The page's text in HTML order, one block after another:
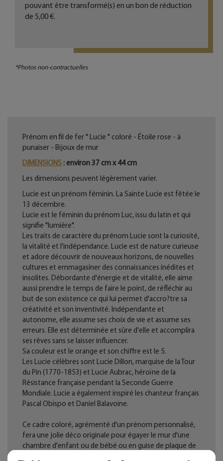
pouvant être transformé(s) en un bon de réduction
de 5,00 €.
*Photos non-contractuelles
Prénom en fil de fer " Lucie " coloré - Étoile rose - à
punaiser - Bijoux de mur
DIMENSIONS : environ 37 cm x 44 cm
Les dimensions peuvent légèrement varier.
Lucie est un prénom féminin. La Sainte Lucie est fêtée le
13 décembre.
Lucie est le féminin du prénom Luc, issu du latin et qui
signifie "lumière".
Les traits de caractère du prénom Lucie sont la curiosité,
la vitalité et l'indépendance. Lucie est de nature curieuse
et adore découvrir de nouveaux horizons, de nouvelles
cultures et emmagasiner des connaissances inédites et
insolites. Débordante d'énergie et de vitalité, elle aime
aussi prendre le temps de faire le point, de réfléchir au
but de son existence ce qui lui permet d'accro?tre sa
créativité et son inventivité. Indépendante et
autonome, elle assume ses choix de vie et assume ses
erreurs. Elle est déterminée et sûre d'elle et accomplira
ses rêves sans se laisser influencer.
Sa couleur est le orange et son chiffre est le 5.
Les Lucie célèbres sont Lucie Dillon, marquise de la Tour
du Pin (1770-1853) et Lucie Aubrac, héroïne de la
Résistance française pendant la Seconde Guerre
Mondiale. Lucie a également inspiré les chanteur français
Pascal Obispo et Daniel Balavoine.
Ce cadre coloré, agrémenté d'un prénom personnalisé,
fera une jolie déco originale pour égayer le mur d'une
chambre d'enfant ou de bébé ou en guise de plaque de